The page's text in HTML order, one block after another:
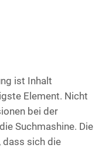
ist Inhalt
Element. Nicht
bei der
Suchmashine. Die
dass sich die